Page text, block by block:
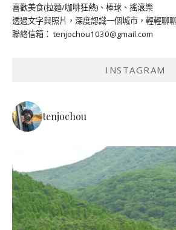
喜歡美食(拉麵/咖啡狂熱)、棒球、搖滾樂
透過文字與照片，深度認識一個城市，輕輕聊
聯絡信箱： tenjochou1030@gmail.com
INSTAGRAM
tenjochou